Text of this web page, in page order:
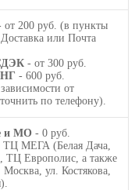
от 200 руб. (в пункты
или Почта
- от 300 руб.
- 600 руб.
от
по телефону).
и МО - 0 руб.
ТЦ МЕГА (Белая Дача,
Европолис, а также
Москва, ул. Костякова,